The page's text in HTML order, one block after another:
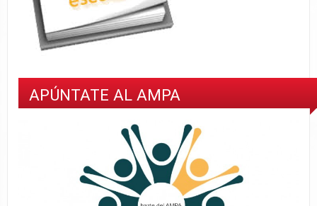
APÚNTATE AL AMPA